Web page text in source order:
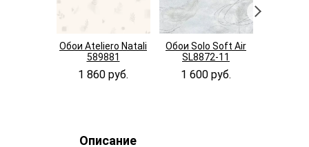
Обои Ateliero Natali
589881
1 860 руб.
Обои Solo Soft Air
SL8872-11
1 600 руб.
Описание